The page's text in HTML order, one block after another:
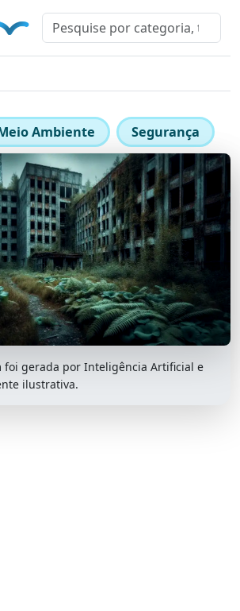
Ambiente Segurança
foi gerada por Inteligência Artificial e
ilustrativa.